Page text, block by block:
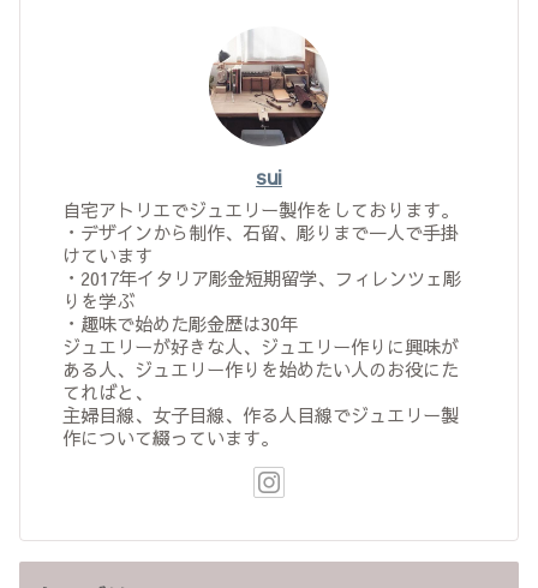
sui
自宅アトリエでジュエリー製作をしております。
・デザインから制作、石留、彫りまで一人で手掛
けています
・2017年イタリア彫金短期留学、フィレンツェ彫
りを学ぶ
・趣味で始めた彫金歴は30年
ジュエリーが好きな人、ジュエリー作りに興味が
ある人、ジュエリー作りを始めたい人のお役にた
てればと、
主婦目線、女子目線、作る人目線でジュエリー製
作について綴っています。